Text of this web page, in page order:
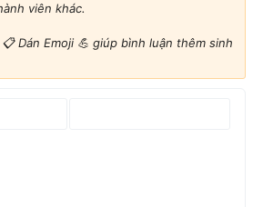
viên khác.
Dán Emoji 💪 giúp bình luận thêm sinh